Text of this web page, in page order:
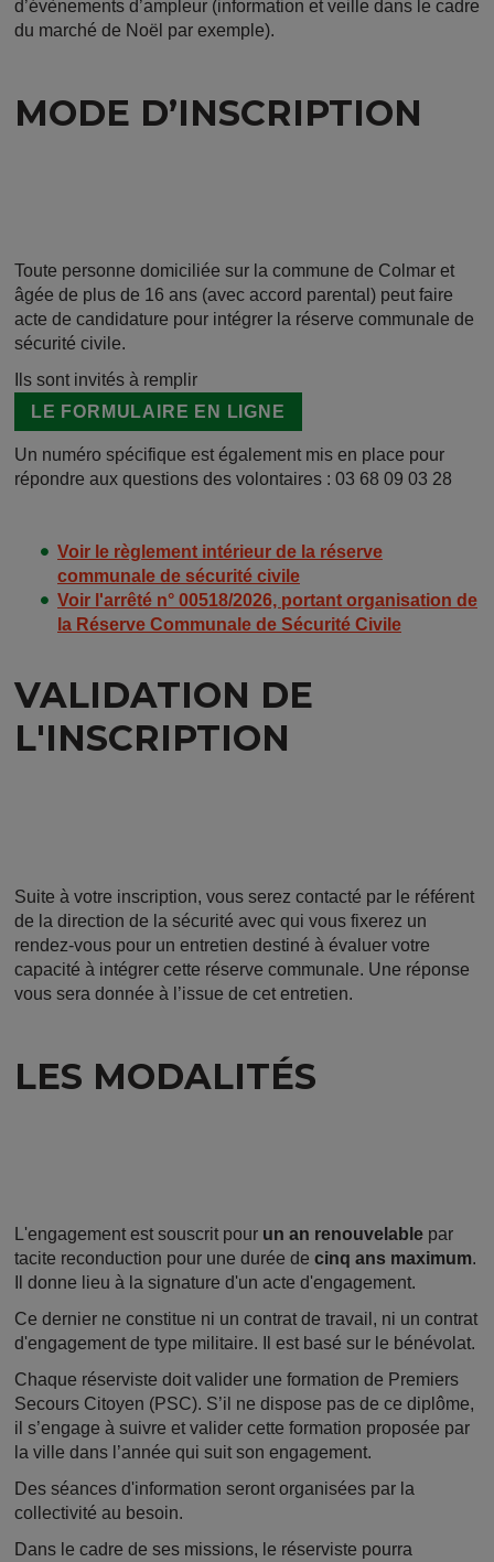
d’évènements d’ampleur (information et veille dans le cadre
du marché de Noël par exemple).
MODE D’INSCRIPTION
Toute personne domiciliée sur la commune de Colmar et
âgée de plus de 16 ans (avec accord parental) peut faire
acte de candidature pour intégrer la réserve communale de
sécurité civile.
Ils sont invités à remplir
LE FORMULAIRE EN LIGNE
Un numéro spécifique est également mis en place pour
répondre aux questions des volontaires : 03 68 09 03 28
Voir le règlement intérieur de la réserve
communale de sécurité civile
Voir l'arrêté n° 00518/2026, portant organisation de
la Réserve Communale de Sécurité Civile
VALIDATION DE
L'INSCRIPTION
Suite à votre inscription, vous serez contacté par le référent
de la direction de la sécurité avec qui vous fixerez un
rendez-vous pour un entretien destiné à évaluer votre
capacité à intégrer cette réserve communale. Une réponse
vous sera donnée à l’issue de cet entretien.
LES MODALITÉS
L'engagement est souscrit pour un an renouvelable par
tacite reconduction pour une durée de cinq ans maximum.
Il donne lieu à la signature d'un acte d'engagement.
Ce dernier ne constitue ni un contrat de travail, ni un contrat
d'engagement de type militaire. Il est basé sur le bénévolat.
Chaque réserviste doit valider une formation de Premiers
Secours Citoyen (PSC). S’il ne dispose pas de ce diplôme,
il s’engage à suivre et valider cette formation proposée par
la ville dans l’année qui suit son engagement.
Des séances d'information seront organisées par la
collectivité au besoin.
Dans le cadre de ses missions, le réserviste pourra